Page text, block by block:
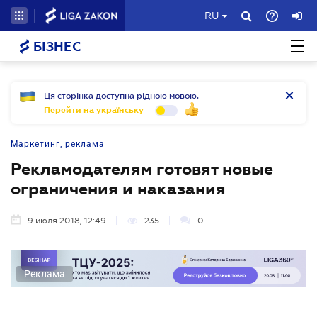
RU
БІЗНЕС
Ця сторінка доступна рідною мовою.
Перейти на українську
Маркетинг, реклама
Рекламодателям готовят новые
ограничения и наказания
9 июля 2018, 12:49 235 0
Реклама